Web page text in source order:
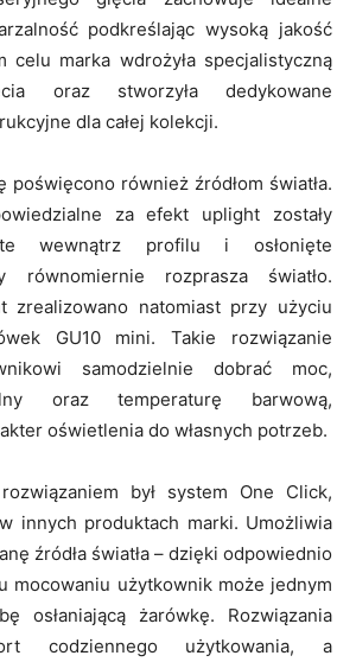
podkreślając wysoką jakość
celu marka wdrożyła specjalistyczną
oraz stworzyła dedykowane
dla całej kolekcji.
poświęcono również źródłom światła.
za efekt uplight zostały
wewnątrz profilu i osłonięte
równomiernie rozprasza światło.
zrealizowano natomiast przy użyciu
GU10 mini. Takie rozwiązanie
samodzielnie dobrać moc,
oraz temperaturę barwową,
oświetlenia do własnych potrzeb.
był system One Click,
innych produktach marki. Umożliwia
źródła światła – dzięki odpowiednio
mocowaniu użytkownik może jednym
osłaniającą żarówkę. Rozwiązania
codziennego użytkowania, a